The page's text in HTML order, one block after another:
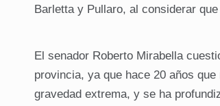
Barletta y Pullaro, al considerar
El senador Roberto Mirabella
provincia, ya que hace 20 años
gravedad extrema, y se ha